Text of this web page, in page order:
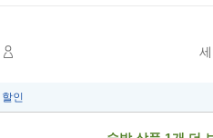
할인